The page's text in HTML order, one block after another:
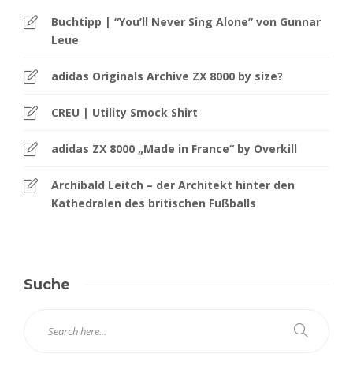
Buchtipp | “You’ll Never Sing Alone” von Gunnar
Leue
adidas Originals Archive ZX 8000 by size?
CREU | Utility Smock Shirt
adidas ZX 8000 „Made in France“ by Overkill
Archibald Leitch – der Architekt hinter den
Kathedralen des britischen Fußballs
Suche